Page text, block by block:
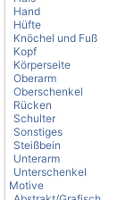
Hand
Hüfte
Knöchel und Fuß
Kopf
Körperseite
Oberarm
Oberschenkel
Rücken
Schulter
Sonstiges
Steißbein
Unterarm
Unterschenkel
Motive